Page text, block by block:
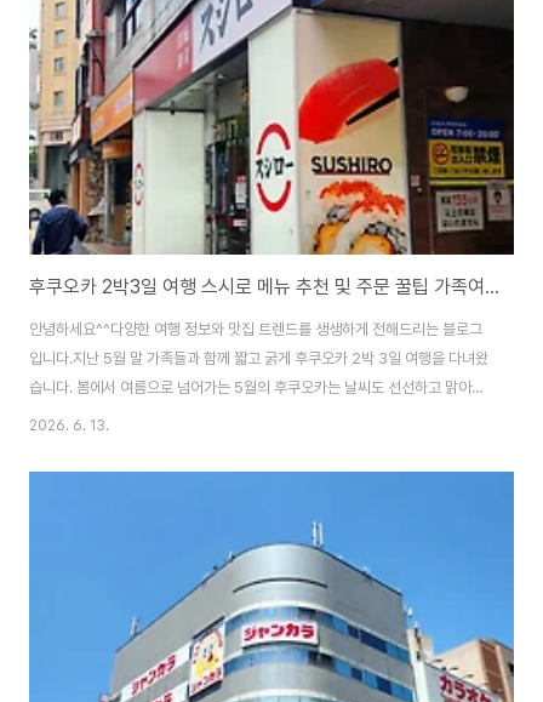
걱정 없이 배 터지게 먹었던 초가성비 야키토리 전문점 후쿠오카 토리키조쿠의
메뉴 추천 가격 그리고 완벽한 한국어 주문방법까지 세밀하게 분석해 드리겠습
니다. 후쿠오카 자유여행을 준비..
후쿠오카 2박3일 여행 스시로 메뉴 추천 및 주문 꿀팁 가족여행 가성비 맛집 총정리
안녕하세요^^다양한 여행 정보와 맛집 트렌드를 생생하게 전해드리는 블로그
입니다.지난 5월 말 가족들과 함께 짧고 굵게 후쿠오카 2박 3일 여행을 다녀왔
습니다. 봄에서 여름으로 넘어가는 5월의 후쿠오카는 날씨도 선선하고 맑아서
가족들과 함께 도보로 이동하며 여행하기에 더없이 좋은 시즌이었습니다.가족
니다. 아이들의 까다로운 입맛도 맞춰야 하고 부모님의 호불호도 고려해야 하
니다.이 모든 고민을 단번에 해결해 준 곳이 있었으니 바로 일본의 국민 회전초
밥 브랜드인 후쿠오카 스시로(Sushiro)였습니다. 오늘은 현지인과 관광객 모
두에게 사랑받는 후쿠오카 가성비 맛집..
2026. 6. 13.